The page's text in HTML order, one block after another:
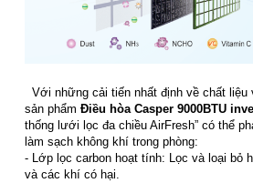
Với những cải tiến nhất định về chất
sản phẩm Điều hòa Casper 9000BTU
thống lưới lọc đa chiều AirFresh” có thể
làm sạch không khí trong phòng:
- Lớp lọc carbon hoạt tính: Lọc và loại bỏ
và các khí có hại.